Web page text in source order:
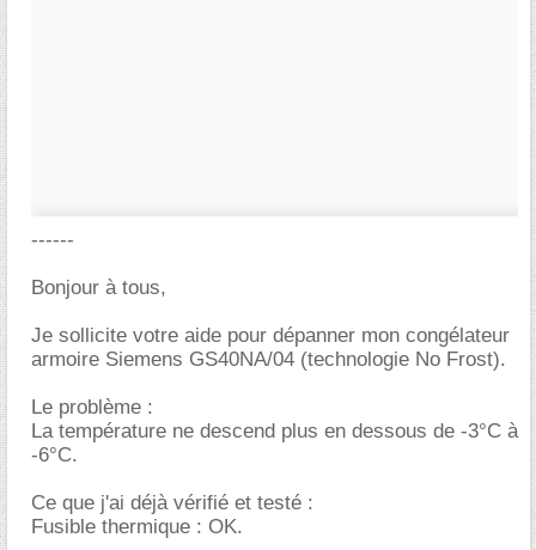
------
Bonjour à tous,
Je sollicite votre aide pour dépanner mon congélateur
armoire Siemens GS40NA/04 (technologie No Frost).
Le problème :
La température ne descend plus en dessous de -3°C à
-6°C.
Ce que j'ai déjà vérifié et testé :
Fusible thermique : OK.